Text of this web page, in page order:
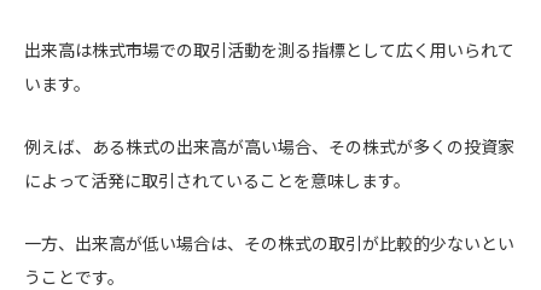
出来高は株式市場での取引活動を測る指標として広く用いられて
います。
例えば、ある株式の出来高が高い場合、その株式が多くの投資家
によって活発に取引されていることを意味します。
一方、出来高が低い場合は、その株式の取引が比較的少ないとい
うことです。